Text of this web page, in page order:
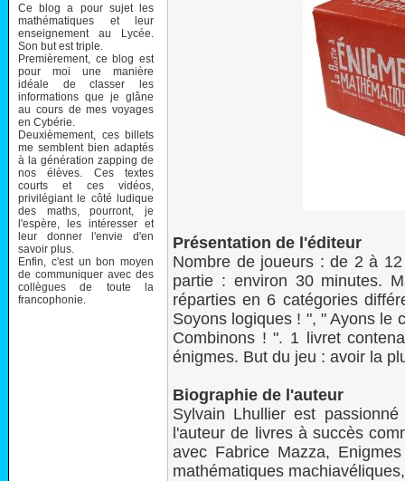
Ce blog a pour sujet les
mathématiques et leur
enseignement au Lycée.
Son but est triple.
Premièrement, ce blog est
pour moi une manière
idéale de classer les
informations que je glâne
au cours de mes voyages
en Cybérie.
Deuxièmement, ces billets
me semblent bien adaptés
à la génération zapping de
nos élèves. Ces textes
courts et ces vidéos,
privilégiant le côté ludique
des maths, pourront, je
l'espère, les intéresser et
leur donner l'envie d'en
savoir plus.
Enfin, c'est un bon moyen
de communiquer avec des
collègues de toute la
francophonie.
Présentation de l'éditeur
Nombre de joueurs : de 2 à
partie : environ 30 minutes.
réparties en 6 catégories
Soyons logiques ! ", " Ayons le
Combinons ! ". 1 livret
énigmes. But du jeu : avoir la
Biographie de l'auteur
Sylvain Lhullier est
l'auteur de livres à succès
avec Fabrice Mazza,
mathématiques